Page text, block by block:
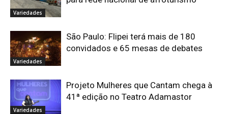
Variedades
Variedades
São Paulo: Flipei terá mais de 180
convidados e 65 mesas de debates
Variedades
Projeto Mulheres que Cantam chega à
41ª edição no Teatro Adamastor